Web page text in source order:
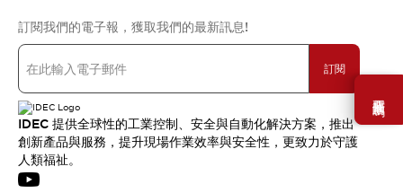
需要幫助嗎？
訂閱我們的電子報，獲取我們的最新訊息!
訂閱
IDEC 提供全球性的工業控制、安全與自動化解決方案，推出
創新產品與服務，提升現場作業效率與安全性，更致力於守護
人類福祉。